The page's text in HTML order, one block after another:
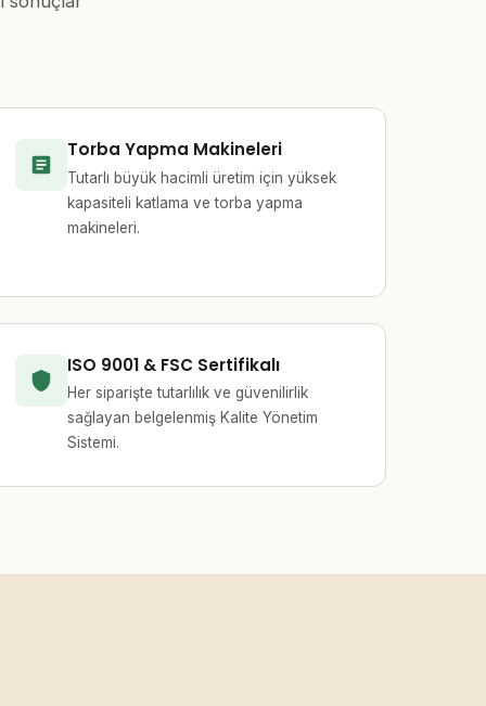
Torba Yapma Makineleri
Tutarlı büyük hacimli üretim için yüksek
kapasiteli katlama ve torba yapma
makineleri.
ISO 9001 & FSC Sertifikalı
Her siparişte tutarlılık ve güvenilirlik
sağlayan belgelenmiş Kalite Yönetim
Sistemi.